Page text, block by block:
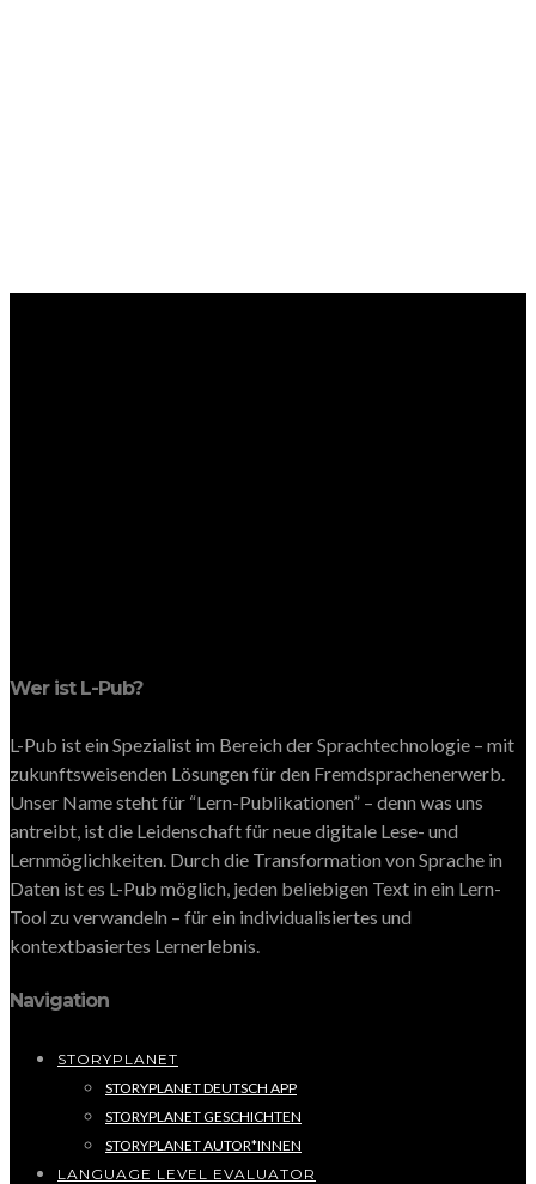
Wer ist L-Pub?
L-Pub ist ein Spezialist im Bereich der Sprachtechnologie – mit
zukunftsweisenden Lösungen für den Fremdsprachenerwerb.
Unser Name steht für “Lern-Publikationen” – denn was uns
antreibt, ist die Leidenschaft für neue digitale Lese- und
Lernmöglichkeiten. Durch die Transformation von Sprache in
Daten ist es L-Pub möglich, jeden beliebigen Text in ein Lern-
Tool zu verwandeln – für ein individualisiertes und
kontextbasiertes Lernerlebnis.
Navigation
STORYPLANET
STORYPLANET DEUTSCH APP
STORYPLANET GESCHICHTEN
STORYPLANET AUTOR*INNEN
LANGUAGE LEVEL EVALUATOR